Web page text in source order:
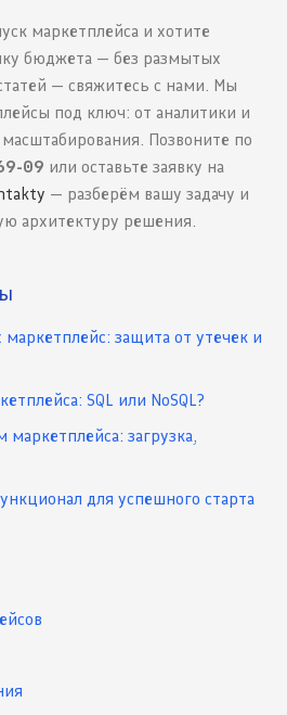
маркетплейса и хотите
бюджета — без размытых
— свяжитесь с нами. Мы
под ключ: от аналитики и
Позвоните по
09 или оставьте заявку на
— разберём вашу задачу и
архитектуру решения.
защита от утечек и
SQL или NoSQL?
маркетплейса: загрузка,
для успешного старта